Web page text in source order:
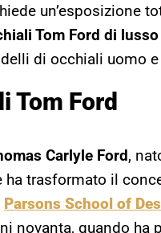
un’esposizione
Tom Ford di
di occhiali uomo
Tom Ford
Carlyle Ford,
ha trasformato il
Parsons School of
novanta, quando ha